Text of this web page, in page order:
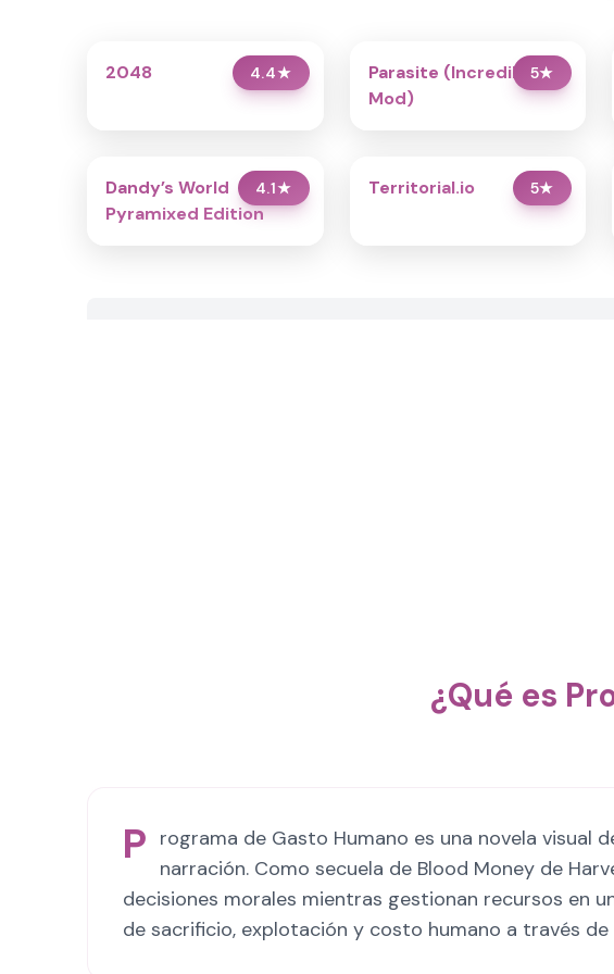
4.4★
2048 5★
Parasite (Incredibox
Mod)
4.1★
Dandy’s World
Pyramixed Edition
5★
Territorial.io
¿Qué es
P rograma de Gasto Humano es una novela visual
narración. Como secuela de Blood Money de
decisiones morales mientras gestionan recursos en
de sacrificio, explotación y costo humano a través de